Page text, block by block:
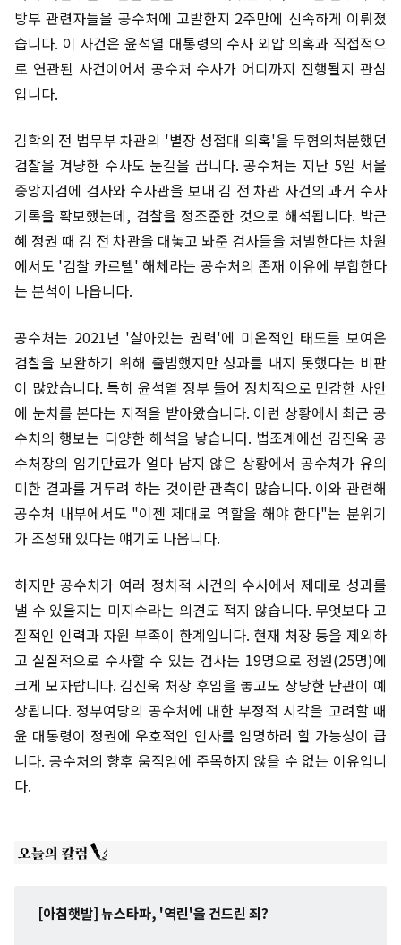
방부 관련자들을 공수처에 고발한지 2주만에 신속하게 이뤄졌
습니다. 이 사건은 윤석열 대통령의 수사 외압 의혹과 직접적으
로 연관된 사건이어서 공수처 수사가 어디까지 진행될지 관심
입니다.
김학의 전 법무부 차관의 '별장 성접대 의혹'을 무혐의처분했던
검찰을 겨냥한 수사도 눈길을 끕니다. 공수처는 지난 5일 서울
중앙지검에 검사와 수사관을 보내 김 전 차관 사건의 과거 수사
기록을 확보했는데, 검찰을 정조준한 것으로 해석됩니다. 박근
혜 정권 때 김 전 차관을 대놓고 봐준 검사들을 처벌한다는 차원
에서도 '검찰 카르텔' 해체라는 공수처의 존재 이유에 부합한다
는 분석이 나옵니다.
공수처는 2021년 '살아있는 권력'에 미온적인 태도를 보여온
검찰을 보완하기 위해 출범했지만 성과를 내지 못했다는 비판
이 많았습니다. 특히 윤석열 정부 들어 정치적으로 민감한 사안
에 눈치를 본다는 지적을 받아왔습니다. 이런 상황에서 최근 공
수처의 행보는 다양한 해석을 낳습니다. 법조계에선 김진욱 공
수처장의 임기만료가 얼마 남지 않은 상황에서 공수처가 유의
미한 결과를 거두려 하는 것이란 관측이 많습니다. 이와 관련해
공수처 내부에서도 "이젠 제대로 역할을 해야 한다"는 분위기
가 조성돼 있다는 얘기도 나옵니다.
하지만 공수처가 여러 정치적 사건의 수사에서 제대로 성과를
낼 수 있을지는 미지수라는 의견도 적지 않습니다. 무엇보다 고
질적인 인력과 자원 부족이 한계입니다. 현재 처장 등을 제외하
고 실질적으로 수사할 수 있는 검사는 19명으로 정원(25명)에
크게 모자랍니다. 김진욱 처장 후임을 놓고도 상당한 난관이 예
상됩니다. 정부여당의 공수처에 대한 부정적 시각을 고려할 때
윤 대통령이 정권에 우호적인 인사를 임명하려 할 가능성이 큽
니다. 공수처의 향후 움직임에 주목하지 않을 수 없는 이유입니
다.
[아침햇발] 뉴스타파, '역린'을 건드린 죄?